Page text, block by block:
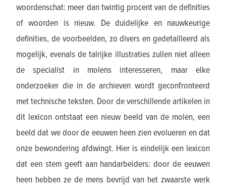
woordenschat: meer dan twintig procent van de definities
of woorden is nieuw. De duidelijke en nauwkeurige
definities, de voorbeelden, zo divers en gedetailleerd als
mogelijk, evenals de talrijke illustraties zullen niet alleen
de specialist in molens interesseren, maar elke
onderzoeker die in de archieven wordt geconfronteerd
met technische teksten. Door de verschillende artikelen in
dit lexicon ontstaat een nieuw beeld van de molen, een
beeld dat we door de eeuwen heen zien evolueren en dat
onze bewondering afdwingt. Hier is eindelijk een lexicon
dat een stem geeft aan handarbeiders: door de eeuwen
heen hebben ze de mens bevrijd van het zwaarste werk